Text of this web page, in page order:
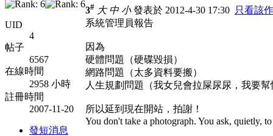
UID
4
帖子
6567
在線時間
2958 小時
註冊時間
2007-11-20
發短消息
3# 大 中 小發表於 2012-4-30 17:30 只看該
系統管理員報告
因為
硬體問題（硬碟毀損）
網路問題（太多資料要搬）
人生規劃問題（我女兒會拉屎尿尿，我要
所以延到現在開站，拍謝！
You don't take a photograph. You ask,